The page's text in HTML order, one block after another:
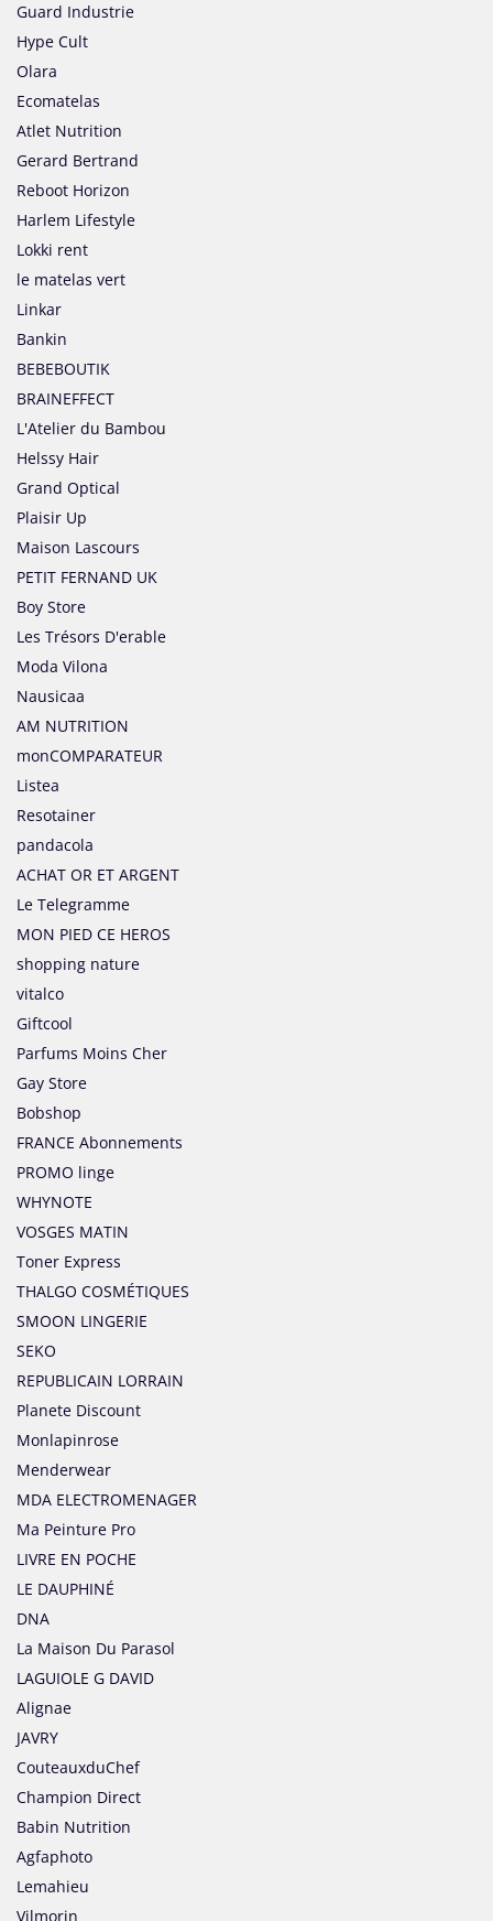
Guard Industrie
Hype Cult
Olara
Ecomatelas
Atlet Nutrition
Gerard Bertrand
Reboot Horizon
Harlem Lifestyle
Lokki rent
le matelas vert
Linkar
Bankin
BEBEBOUTIK
BRAINEFFECT
L'Atelier du Bambou
Helssy Hair
Grand Optical
Plaisir Up
Maison Lascours
PETIT FERNAND UK
Boy Store
Les Trésors D'erable
Moda Vilona
Nausicaa
AM NUTRITION
monCOMPARATEUR
Listea
Resotainer
pandacola
ACHAT OR ET ARGENT
Le Telegramme
MON PIED CE HEROS
shopping nature
vitalco
Giftcool
Parfums Moins Cher
Gay Store
Bobshop
FRANCE Abonnements
PROMO linge
WHYNOTE
VOSGES MATIN
Toner Express
THALGO COSMÉTIQUES
SMOON LINGERIE
SEKO
REPUBLICAIN LORRAIN
Planete Discount
Monlapinrose
Menderwear
MDA ELECTROMENAGER
Ma Peinture Pro
LIVRE EN POCHE
LE DAUPHINÉ
DNA
La Maison Du Parasol
LAGUIOLE G DAVID
Alignae
JAVRY
CouteauxduChef
Champion Direct
Babin Nutrition
Agfaphoto
Lemahieu
Vilmorin